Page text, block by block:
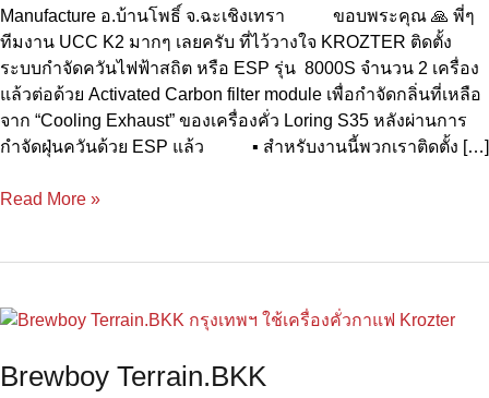
Manufacture อ.บ้านโพธิ์ จ.ฉะเชิงเทรา ขอบพระคุณ 🙏 พี่ๆ
ทีมงาน UCC K2 มากๆ เลยครับ ที่ไว้วางใจ KROZTER ติดตั้ง
ระบบกำจัดควันไฟฟ้าสถิต หรือ ESP รุ่น 8000S จำนวน 2 เครื่อง
แล้วต่อด้วย Activated Carbon filter module เพื่อกำจัดกลิ่นที่เหลือ
จาก “Cooling Exhaust” ของเครื่องคั่ว Loring S35 หลังผ่านการ
กำจัดฝุ่นควันด้วย ESP แล้ว ▪️ สำหรับงานนี้พวกเราติดตั้ง […]
Read More »
Brewboy Terrain.BKK
Brewboy